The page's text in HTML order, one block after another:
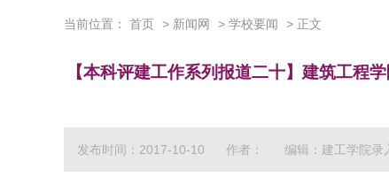
当前位置： 首页 > 新闻网 > 学校要闻 > 正文
【本科评建工作系列报道二十】建筑工程
发布时间：2017-10-10 作者： 编辑：建工学院录